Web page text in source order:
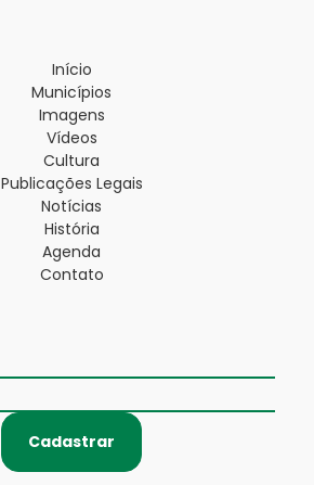
Início
Municípios
Imagens
Vídeos
Cultura
Publicações Legais
Notícias
História
Agenda
Contato
Cadastrar